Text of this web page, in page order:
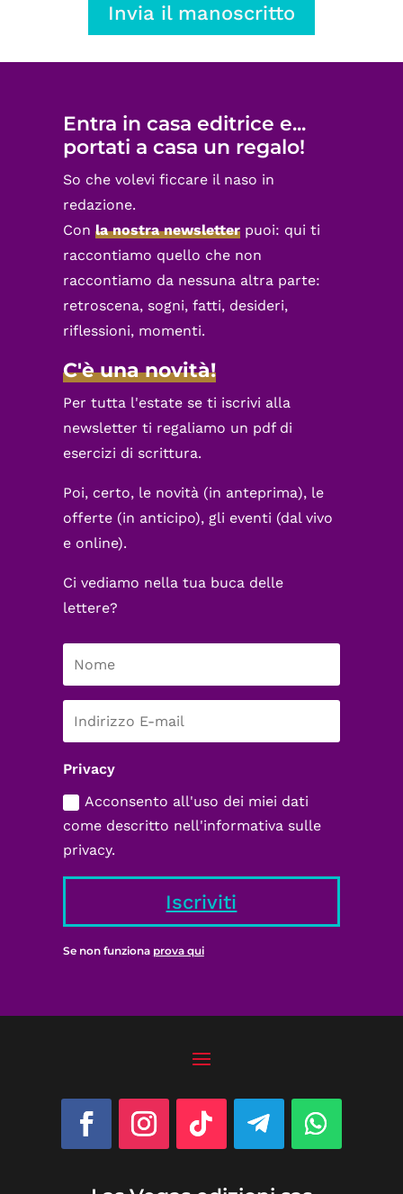
Invia il manoscritto
Entra in casa editrice e...
portati a casa un regalo!
So che volevi ficcare il naso in
redazione.
Con la nostra newsletterpuoi: qui ti
raccontiamo quello che non
raccontiamo da nessuna altra parte:
retroscena, sogni, fatti, desideri,
riflessioni, momenti.
C'è una novità!
Per tutta l'estate se ti iscrivi alla
newsletter ti regaliamo un pdf di
esercizi di scrittura.
Poi, certo, le novità (in anteprima), le
offerte (in anticipo), gli eventi (dal vivo
e online).
Ci vediamo nella tua buca delle
lettere?
Privacy
Acconsento all'uso dei miei dati
come descritto nell'informativa sulle
privacy.
Iscriviti
Se non funziona prova qui